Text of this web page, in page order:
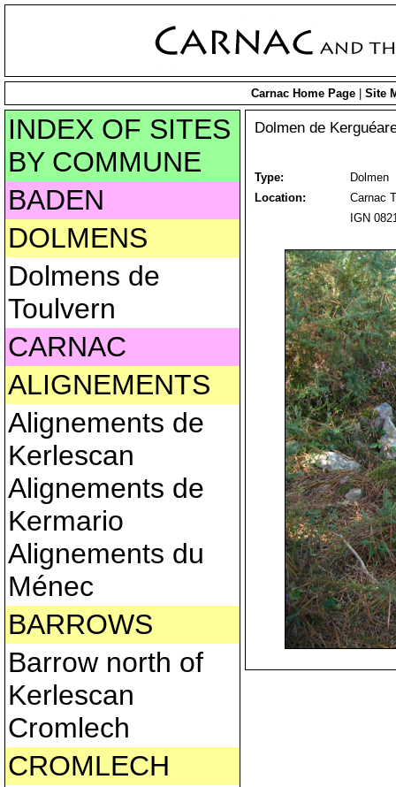
Carnac Home Page| Site
INDEX OF SITES
BY COMMUNE
BADEN
DOLMENS
Dolmens de
Toulvern
CARNAC
ALIGNEMENTS
Alignements de
Kerlescan
Alignements de
Kermario
Alignements du
Ménec
BARROWS
Barrow north of
Kerlescan
Cromlech
CROMLECH
Dolmen de
Type:
Dolmen
Location:
Carnac
IGN